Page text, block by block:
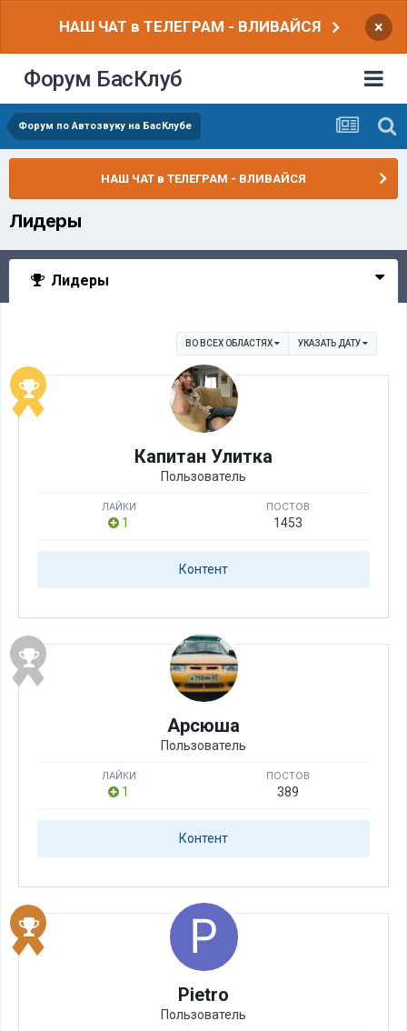
НАШ ЧАТ в ТЕЛЕГРАМ - ВЛИВАЙСЯ ×
Форум БасКлуб
Форум по Автозвуку на БасКлубе
НАШ ЧАТ в ТЕЛЕГРАМ - ВЛИВАЙСЯ
Лидеры
Лидеры
ВО ВСЕХ ОБЛАСТЯХ УКАЗАТЬ ДАТУ
Капитан Улитка
Пользователь
ЛАЙКИ
1
ПОСТОВ
1453
Контент
Арсюша
Пользователь
ЛАЙКИ
1
ПОСТОВ
389
Контент
Pietro
Пользователь